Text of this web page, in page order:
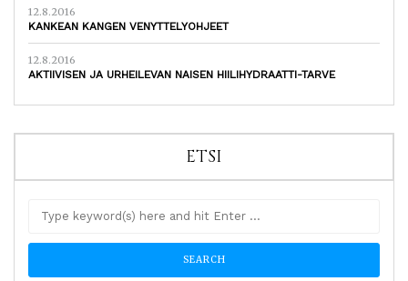
12.8.2016
KANKEAN KANGEN VENYTTELYOHJEET
12.8.2016
AKTIIVISEN JA URHEILEVAN NAISEN HIILIHYDRAATTI-TARVE
ETSI